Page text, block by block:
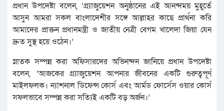
প্রধান উপদেষ্টা বলেন, ‘গ্র্যাজুয়েশন অনুষ্ঠানের এই আনন্দময় মুহূর্তে
আসুন আমরা সকল বাংলাদেশীর সঙ্গে আল্লাহর কাছে প্রার্থনা করি
আমাদের প্রাক্তন প্রধানমন্ত্রী ও জাতীয় নেত্রী বেগম খালেদা জিয়া যেন
দ্রুত সুস্থ হয়ে ওঠেন।’
স্নাতক সম্পন্ন করা অফিসারদের অভিনন্দন জানিয়ে প্রধান উপদেষ্টা
বলেন, ‘আজকের গ্র্যাজুয়েশন আপনার জীবনের একটি গুরুত্বপূর্ণ
মাইলফলক। ন্যাশনাল ডিফেন্স কোর্স এবং আর্মড ফোর্সেস ওয়ার কোর্স
সফলভাবে সম্পন্ন করা সত্যিই একটি বড় অর্জন।’